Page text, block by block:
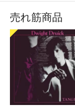
売れ筋商品